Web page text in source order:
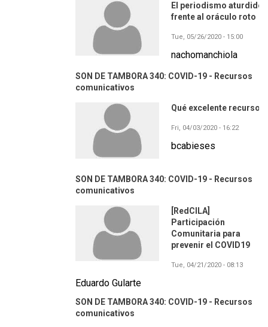
El periodismo aturdido
frente al oráculo roto
Tue, 05/26/2020 - 15:00
nachomanchiola
SON DE TAMBORA 340: COVID-19 - Recursos
comunicativos
Qué excelente recurso!
Fri, 04/03/2020 - 16:22
bcabieses
SON DE TAMBORA 340: COVID-19 - Recursos
comunicativos
[RedCILA]
Participación
Comunitaria para
prevenir el COVID19
Tue, 04/21/2020 - 08:13
Eduardo Gularte
SON DE TAMBORA 340: COVID-19 - Recursos
comunicativos